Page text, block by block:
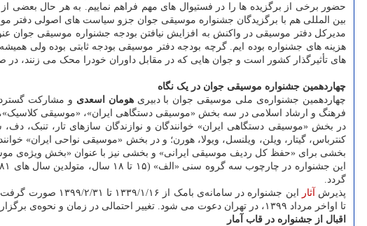
حضور برخی از برگزیده ها را در فستیوال های مهم فراهم نماییم. به هر حال بعضی از
بین المللی هم با برگزیدگان جشنواره موسیقی جوان جزو سیاست های اصولی دفتر
مدیرکل دفتر موسیقی در واکنش به افزایش نیافتن بودجه جشنواره موسیقی جوان
هزینه های جشنواره بوده ایم. گرچه بودجه دفتر موسیقی بودجه ثابتی بوده ولی
های تأثیرگذار کشور است و جوان هایی که در مقابل داوران خودرا محک می زنند، در
چهاردهمین جشنواره موسیقی جوان در یک نگاه
چهاردهمین جشنواره‌ی ملی موسیقی جوان با دبیریهومان اسعدی و مشارکت
فرهنگ و ارشاد اسلامی در سه بخش «موسیقی دستگاهی ایران»، «موسیقی کلاسیک»،
در بخش «موسیقی دستگاهی ایران» خوانندگان و نوازندگان سازهای تار، تنبک، دف،
کنترباس، گیتار، ویلن، ویلنسل، ویولا، هورن؛ و در بخش «موسیقی نواحی ایران»
بخشی برای «حفظ کل ردیف موسیقی ایرانی» و بخشی نیز با عنوان «بخش ویژه‌ی
گردد.
پذیرش آثار
این جشنواره در
تا اواخر مرداد ۱۳۹۹، در تهران دعوت می شود. تغییر احتمالی در زمان و نحوه‌ی برگزاری مرحله‌ی نهایی جشنواره بوسیله سایت رسمی انجمن موسیقی ایران اطلاع رسانی می شود.
اقبال از جشنواره در قاب آمار